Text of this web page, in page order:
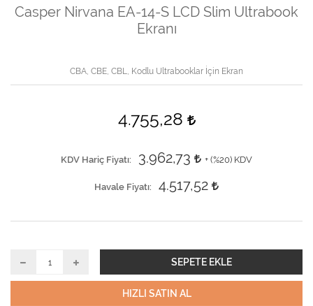
Casper Nirvana EA-14-S LCD Slim Ultrabook
Ekranı
CBA, CBE, CBL, Kodlu Ultrabooklar İçin Ekran
4.755,28
KDV Hariç Fiyatı 3.962,73 + (%20) KDV
Havale Fiyatı 4.517,52
SEPETE EKLE
HIZLI SATIN AL